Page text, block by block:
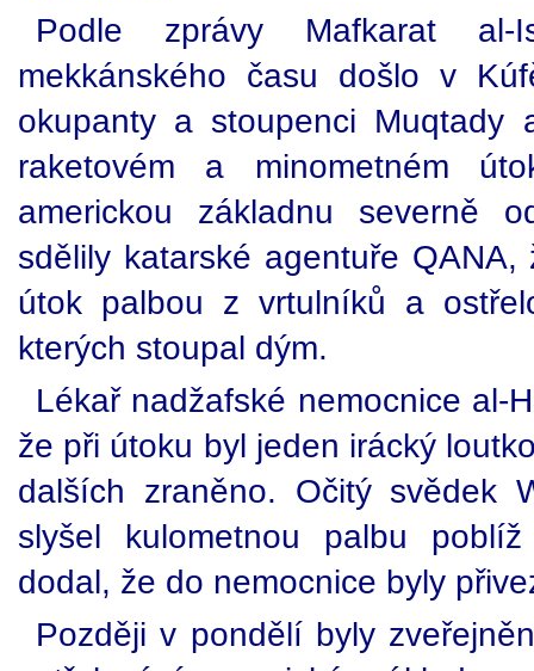
Podle zprávy Mafkarat
mekkánského času došlo v
okupanty a stoupenci Muqtady
raketovém a minometném
americkou základnu severně
sdělily katarské agentuře
útok palbou z vrtulníků a
kterých stoupal dým.
Lékař nadžafské nemocnice al-
že při útoku byl jeden irácký
dalších zraněno. Očitý svědek
slyšel kulometnou palbu
dodal, že do nemocnice byly
Později v pondělí byly